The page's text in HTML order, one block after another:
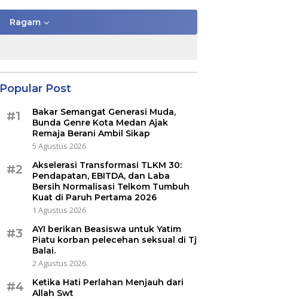
Ragam
Popular Post
#1
Bakar Semangat Generasi Muda,
Bunda Genre Kota Medan Ajak
Remaja Berani Ambil Sikap
5 Agustus 2026
#2
Akselerasi Transformasi TLKM 30:
Pendapatan, EBITDA, dan Laba
Bersih Normalisasi Telkom Tumbuh
Kuat di Paruh Pertama 2026
1 Agustus 2026
#3
AYI berikan Beasiswa untuk Yatim
Piatu korban pelecehan seksual di Tj
Balai.
2 Agustus 2026
#4
Ketika Hati Perlahan Menjauh dari
Allah Swt